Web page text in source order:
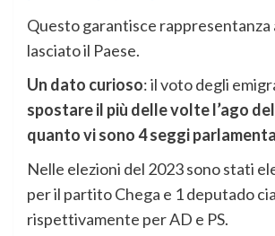
Questo garantisce rappresentanza
lasciato il Paese.
Un dato curioso: il voto degli
spostare il più delle volte l’ago
quanto vi sono 4 seggi
Nelle elezioni del 2023 sono stati
per il partito Chega e 1 deputado
rispettivamente per AD e PS.